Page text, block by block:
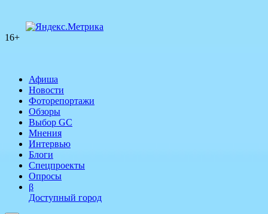
16+
Афиша
Новости
Фоторепортажи
Обзоры
Выбор GC
Мнения
Интервью
Блоги
Спецпроекты
Опросы
β
Доступный город